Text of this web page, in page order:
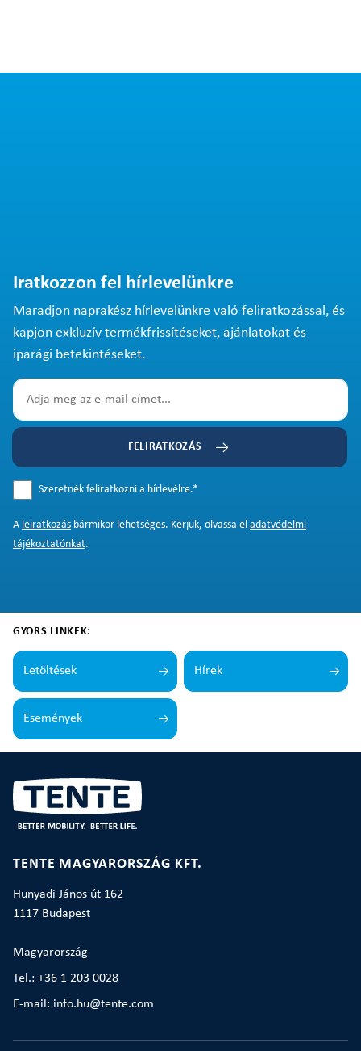
Iratkozzon fel hírlevelünkre
Maradjon naprakész hírlevelünkre való feliratkozással, és
kapjon exkluzív termékfrissítéseket, ajánlatokat és
iparági betekintéseket.
FELIRATKOZÁS
Szeretnék feliratkozni a hírlevélre.*
A leiratkozás bármikor lehetséges. Kérjük, olvassa el adatvédelmi
tájékoztatónkat.
GYORS LINKEK:
Letöltések Hírek
Események
TENTE MAGYARORSZÁG KFT.
Hunyadi János út 162
1117 Budapest
Magyarország
Tel.: +36 1 203 0028
E-mail: info.hu@tente.com